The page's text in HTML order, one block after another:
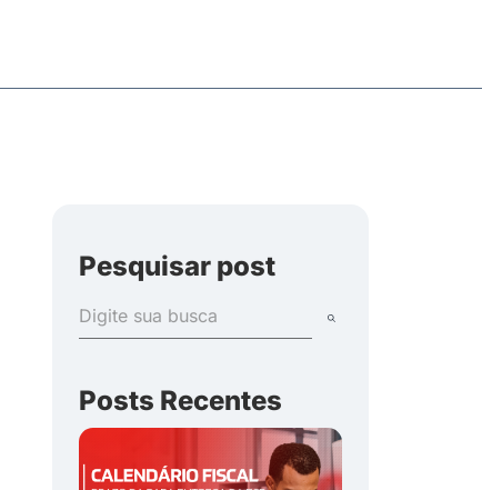
Pesquisar post
Posts Recentes